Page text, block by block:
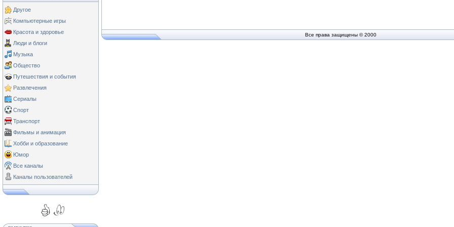
Другое
Компьютерные игры
Красота и здоровье
Люди и блоги
Музыка
Общество
Путешествия и события
Развлечения
Сериалы
Спорт
Транспорт
Фильмы и анимация
Хобби и образование
Юмор
Все каналы
Каналы пользователей
Все права защищены © 2000